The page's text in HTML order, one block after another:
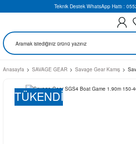
Teknik Destek WhatsApp Hattı :
Anasayfa SAVAGE GEAR Savage Gear Kamış
TÜKENDİ